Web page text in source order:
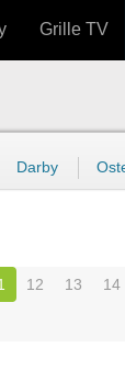
Grille TV
Darby
12 13 14